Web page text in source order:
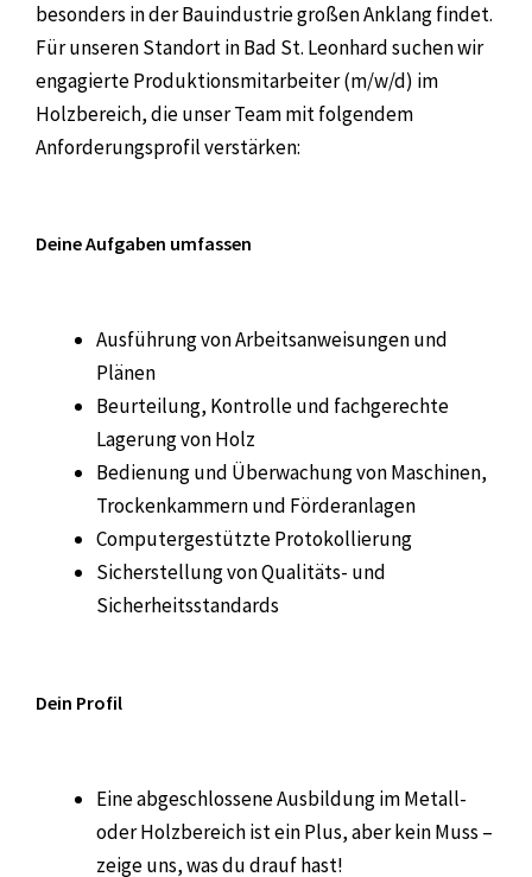
besonders in der Bauindustrie großen Anklang findet.
Für unseren Standort in Bad St. Leonhard suchen wir
engagierte Produktionsmitarbeiter (m/w/d) im
Holzbereich, die unser Team mit folgendem
Anforderungsprofil verstärken:
Deine Aufgaben umfassen
Ausführung von Arbeitsanweisungen und
Plänen
Beurteilung, Kontrolle und fachgerechte
Lagerung von Holz
Bedienung und Überwachung von Maschinen,
Trockenkammern und Förderanlagen
Computergestützte Protokollierung
Sicherstellung von Qualitäts- und
Sicherheitsstandards
Dein Profil
Eine abgeschlossene Ausbildung im Metall-
oder Holzbereich ist ein Plus, aber kein Muss –
zeige uns, was du drauf hast!